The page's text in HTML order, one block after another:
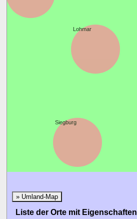
Lohmar
Siegburg
» Umland-Map
Liste der Orte mit Eigenschaften